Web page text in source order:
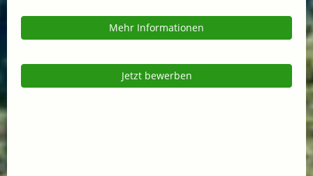
Mehr Informationen
Jetzt bewerben